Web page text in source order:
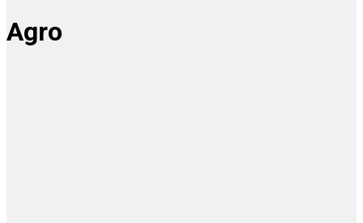
Agro